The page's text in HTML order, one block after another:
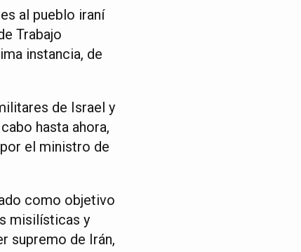
al pueblo iraní
Trabajo
instancia, de
de Israel y
hasta ahora,
el ministro de
como objetivo
misilísticas y
supremo de Irán,